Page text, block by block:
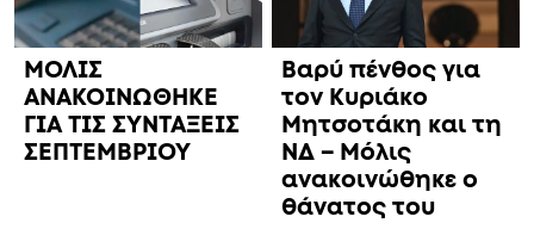
ΜΟΛΙΣ
ΑΝΑΚΟΙΝΩΘΗΚΕ
ΓΙΑ ΤΙΣ ΣΥΝΤΑΞΕΙΣ
ΣΕΠΤΕΜΒΡΙΟΥ
Βαρύ πένθος για
τον Κυριάκο
Μητσοτάκη και τη
ΝΔ – Μόλις
ανακοινώθηκε ο
θάνατος του